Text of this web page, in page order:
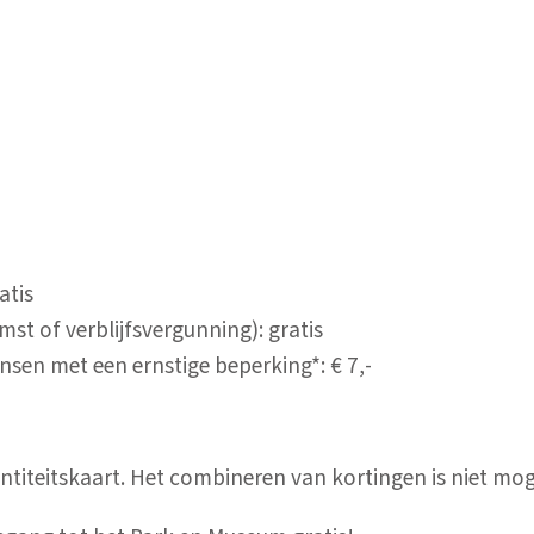
of verblijfsvergunning): gratis
met een ernstige beperking*: € 7,-
Het combineren van kortingen is niet